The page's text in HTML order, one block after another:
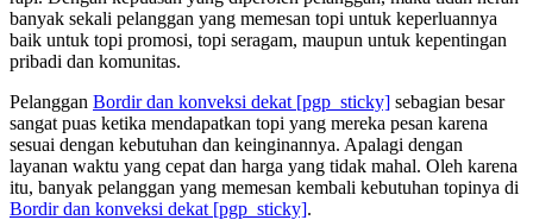
banyak sekali pelanggan yang memesan topi untuk keperluannya
baik untuk topi promosi, topi seragam, maupun untuk kepentingan
pribadi dan komunitas.
Pelanggan Bordir dan konveksi dekat [pgp_sticky] sebagian besar
sangat puas ketika mendapatkan topi yang mereka pesan karena
sesuai dengan kebutuhan dan keinginannya. Apalagi dengan
layanan waktu yang cepat dan harga yang tidak mahal. Oleh karena
itu, banyak pelanggan yang memesan kembali kebutuhan topinya di
Bordir dan konveksi dekat [pgp_sticky].